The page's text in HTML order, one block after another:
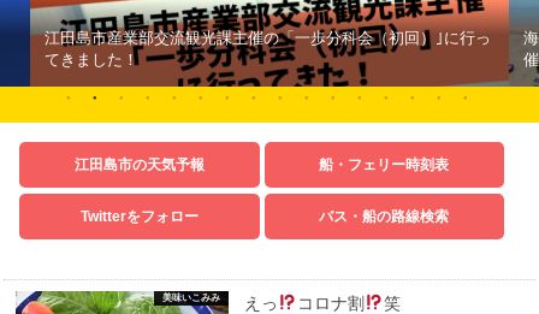
江田島市産業部交流観光課主催の「一歩分科会（初回）｣に行っ
てきました！
江田島市の天気予報 船・フェリー時刻表
Twitterをフォロー バス・船の路線検索
美味いこみみ えっ コロナ割
笑